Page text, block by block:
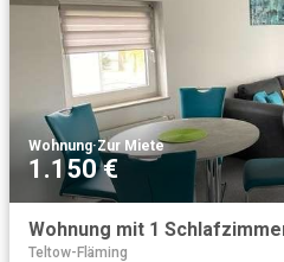
Wohnung·Zur Miete
1.150 €
Teltow-Fläming